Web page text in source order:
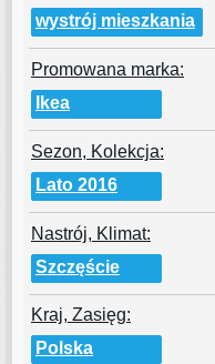
wystrój mieszkania
Promowana marka:
Ikea
Sezon, Kolekcja:
Lato 2016
Nastrój, Klimat:
Szczęście
Kraj, Zasięg:
Polska